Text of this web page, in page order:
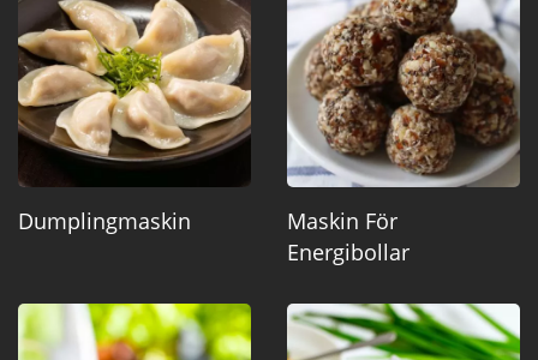
Dumplingmaskin
Maskin För
Energibollar